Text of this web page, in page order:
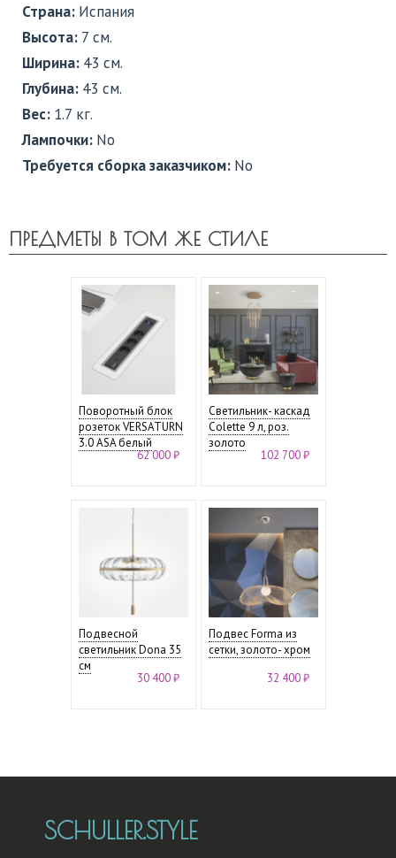
Страна: Испания
Высота: 7 см.
Ширина: 43 см.
Глубина: 43 см.
Вес: 1.7 кг.
Лампочки: No
Требуется сборка заказчиком: No
ПРЕДМЕТЫ В ТОМ ЖЕ СТИЛЕ
Поворотный блок
розеток VERSATURN
3.0 ASA белый
62 000 ₽
Светильник- каскад
Colette 9 л, роз.
золото
102 700 ₽
Подвесной
светильник Dona 35
см
30 400 ₽
Подвес Forma из
сетки, золото- хром
32 400 ₽
SCHULLER.STYLE